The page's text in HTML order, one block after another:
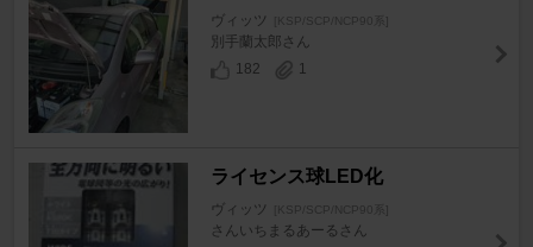
ヴィッツ [KSP/SCP/NCP90系]
別手蘭太郎さん
182
1
ライセンス球LED化
ヴィッツ [KSP/SCP/NCP90系]
さんいちまるあーるさん